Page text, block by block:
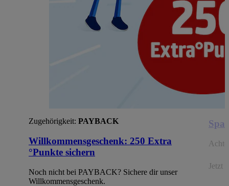
Zugehörigkeit: PAYBACK
Willkommensgeschenk: 250 Extra
°Punkte sichern
Noch nicht bei PAYBACK? Sichere dir unser
Willkommensgeschenk.
Jetzt